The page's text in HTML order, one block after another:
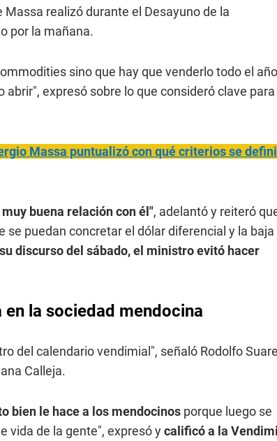
realizó durante el Desayuno de la
por la mañana.
sino que hay que venderlo todo el año
expresó sobre lo que consideró clave para
Massa puntualizó con qué criterios se
buena relación con él", adelantó y reiteró
se puedan concretar el dólar diferencial y la baja
discurso del sábado, el ministro evitó hacer
la sociedad mendocina
del calendario vendimial", señaló Rodolfo
Calleja.
bien le hace a los mendocinos porque luego se
vida de la gente", expresó ycalificó a la